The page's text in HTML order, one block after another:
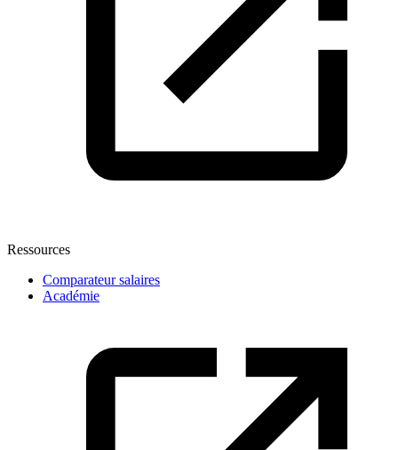
Ressources
Comparateur salaires
Académie